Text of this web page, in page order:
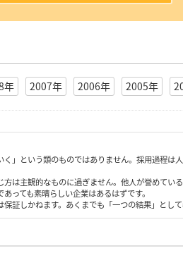
年 2007年 2006年 2005年
」という類のものではありません。採用過程は
は主観的なものに過ぎません。他人が誉めてい
っても素晴らしい企業はあるはずです。
証しかねます。あくまでも「一つの結果」とし